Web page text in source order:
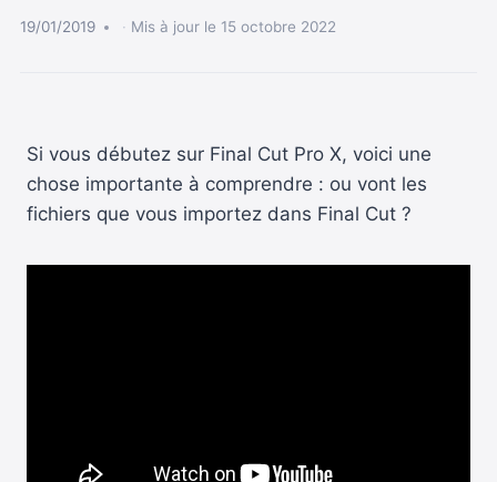
19/01/2019 Mis à jour le 15 octobre 2022
Si vous débutez sur Final Cut Pro X, voici une
chose importante à comprendre : ou vont les
fichiers que vous importez dans Final Cut ?